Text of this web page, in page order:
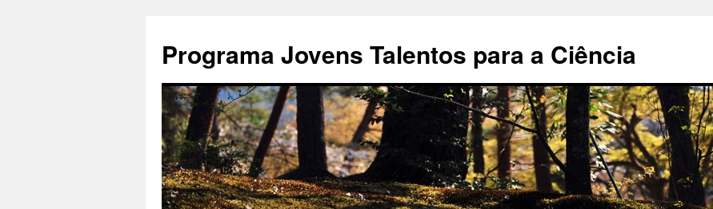
conteúdo
Programa Jovens Talentos para a Ciência